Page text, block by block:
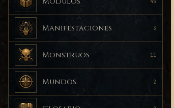
Manifestaciones 3
Monstruos 11
Mundos 2